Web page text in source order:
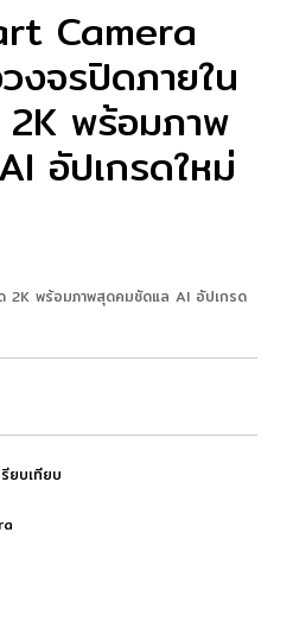
Camera
จรปิดภายใน
2K พร้อมภาพ
อัปเกรดใหม่
2K พร้อมภาพสุดคมชัดแล AI อัปเกรด
รียบเทียบ